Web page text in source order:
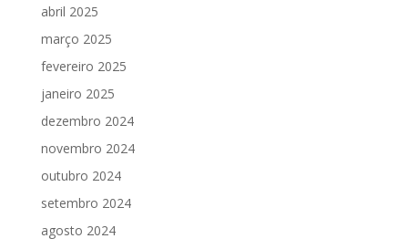
abril 2025
março 2025
fevereiro 2025
janeiro 2025
dezembro 2024
novembro 2024
outubro 2024
setembro 2024
agosto 2024